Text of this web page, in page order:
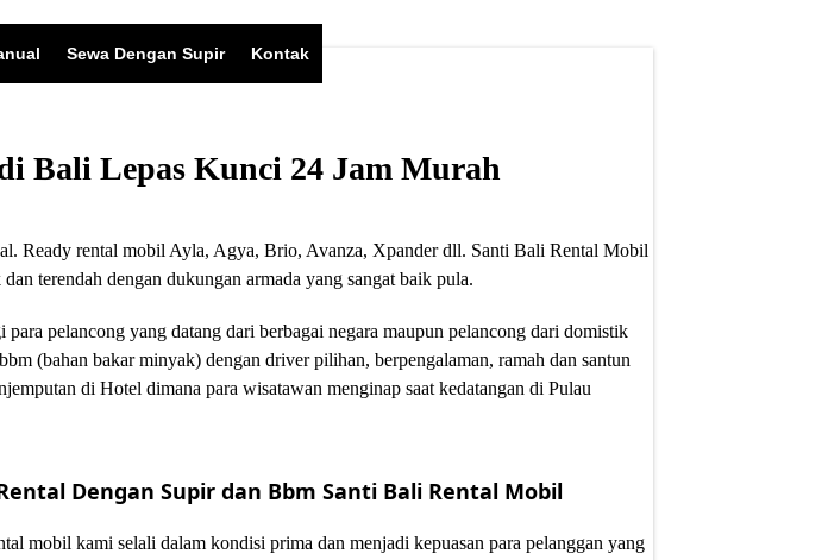
Sewa Dengan Supir Kontak
Bali Lepas Kunci 24 Jam Murah
Ready rental mobil Ayla, Agya, Brio, Avanza, Xpander dll. Santi Bali Rental Mobil
terendah dengan dukungan armada yang sangat baik pula.
pelancong yang datang dari berbagai negara maupun pelancong dari domistik
(bahan bakar minyak) dengan driver pilihan, berpengalaman, ramah dan santun
di Hotel dimana para wisatawan menginap saat kedatangan di Pulau
Dengan Supir dan Bbm Santi Bali Rental Mobil
mobil kami selali dalam kondisi prima dan menjadi kepuasan para pelanggan yang